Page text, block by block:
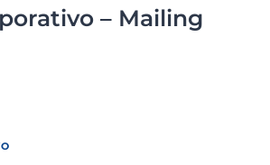
– Mailing